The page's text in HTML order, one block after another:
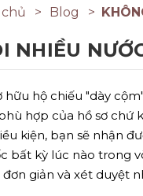
Blog
NHIỀU
hữu hộ chiếu "dày
hợp của hồ sơ chứ
kiện, bạn sẽ nhận
bất kỳ lúc nào trong
đơn giản và xét duyệt